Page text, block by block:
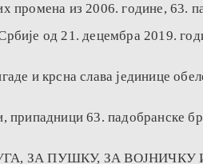
промена из 2006. године, 63.
од 21. децембра 2019.
и крсна слава јединице
припадници 63. падобранске
ЗА ПУШКУ, ЗА